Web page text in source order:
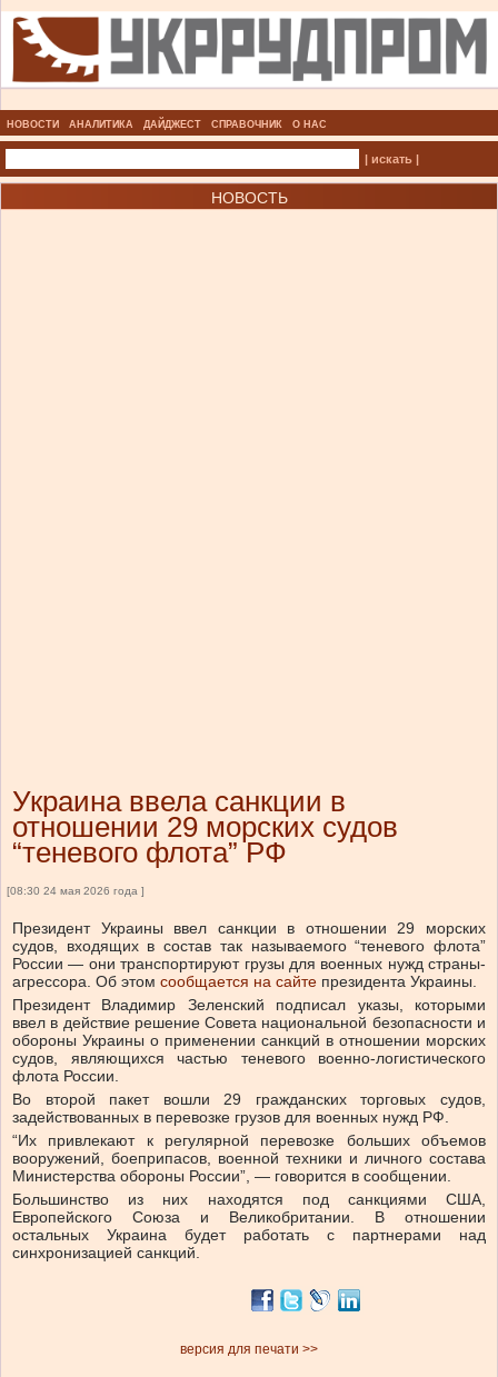
НОВОСТИ АНАЛИТИКА ДАЙДЖЕСТ СПРАВОЧНИК О НАС
| искать |
НОВОСТЬ
Украина ввела санкции в
отношении 29 морских судов
“теневого флота” РФ
[08:30 24 мая 2026 года ]
Президент Украины ввел санкции в отношении 29 морских
судов, входящих в состав так называемого “теневого флота”
России— онитранспортируют грузы для военных нужд страны-
агрессора. Об этом сообщается на сайте президента Украины.
Президент Владимир Зеленский подписал указы, которыми
ввел в действие решение Совета национальной безопасности и
обороны Украины о применении санкций в отношении морских
судов, являющихся частью теневого военно-логистического
флота России.
Во второй пакет вошли 29 гражданских торговых судов,
задействованных в перевозке грузов для военных нужд РФ.
“Их привлекают к регулярной перевозке больших объемов
вооружений, боеприпасов, военной техники и личного состава
Министерства обороны России”, — говорится в сообщении.
Большинство из них находятся под санкциями США,
Европейского Союза и Великобритании. В отношении
остальных Украина будет работать с партнерами над
синхронизацией санкций.
версия для печати >>